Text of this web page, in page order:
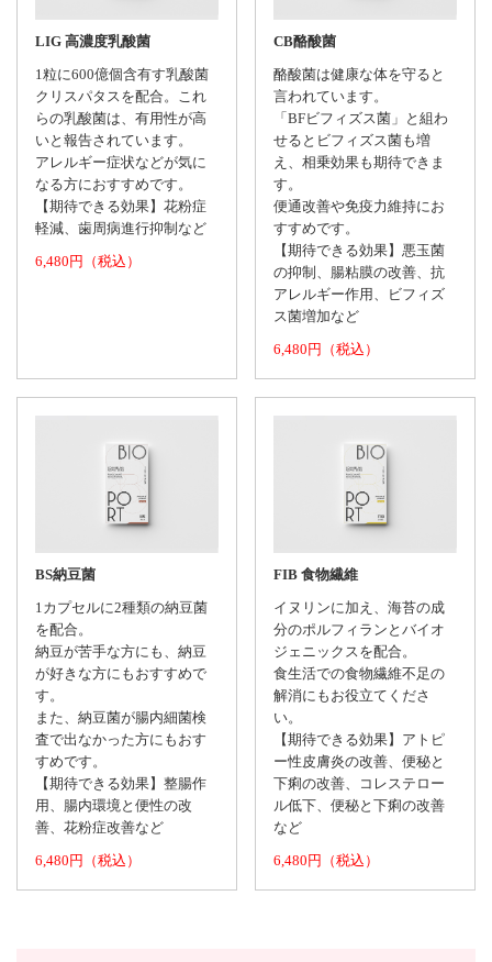
LIG 高濃度乳酸菌
1粒に600億個含有す乳酸菌
クリスパタスを配合。これ
らの乳酸菌は、有用性が高
いと報告されています。
アレルギー症状などが気に
なる方におすすめです。
【期待できる効果】花粉症
軽減、歯周病進行抑制など
6,480円（税込）
CB酪酸菌
酪酸菌は健康な体を守ると
言われています。
「BFビフィズス菌」と組わ
せるとビフィズス菌も増
え、相乗効果も期待できま
す。
便通改善や免疫力維持にお
すすめです。
【期待できる効果】悪玉菌
の抑制、腸粘膜の改善、抗
アレルギー作用、ビフィズ
ス菌増加など
6,480円（税込）
BS納豆菌
1カプセルに2種類の納豆菌
を配合。
納豆が苦手な方にも、納豆
が好きな方にもおすすめで
す。
また、納豆菌が腸内細菌検
査で出なかった方にもおす
すめです。
【期待できる効果】整腸作
用、腸内環境と便性の改
善、花粉症改善など
6,480円（税込）
FIB 食物繊維
イヌリンに加え、海苔の成
分のポルフィランとバイオ
ジェニックスを配合。
食生活での食物繊維不足の
解消にもお役立てくださ
い。
【期待できる効果】アトピ
ー性皮膚炎の改善、便秘と
下痢の改善、コレステロー
ル低下、便秘と下痢の改善
など
6,480円（税込）